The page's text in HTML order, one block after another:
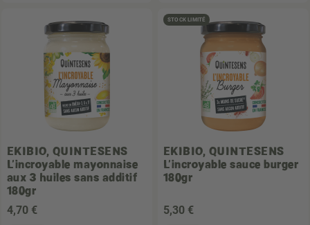
EKIBIO, QUINTESENS
L'incroyable mayonnaise
aux 3 huiles sans additif
180gr
4,70 €
STOCK LIMITÉ
EKIBIO, QUINTESENS
L'incroyable sauce burger
180gr
5,30 €